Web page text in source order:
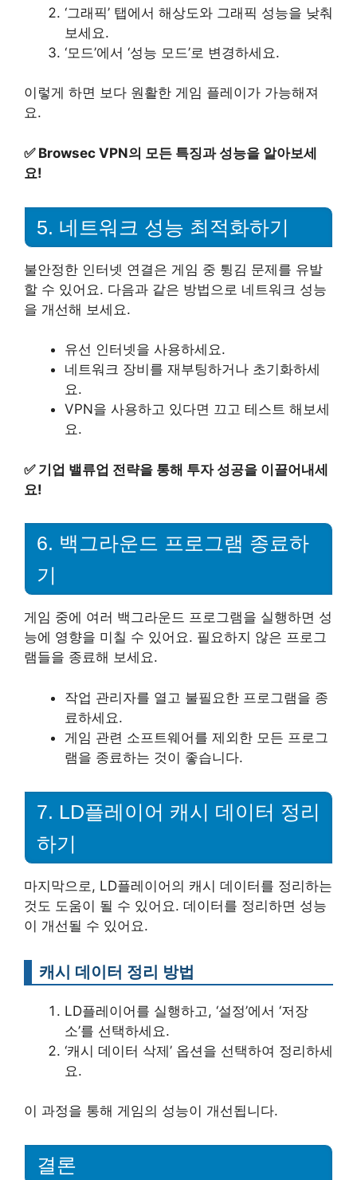
‘그래픽’ 탭에서 해상도와 그래픽 성능을 낮춰
보세요.
‘모드’에서 ‘성능 모드’로 변경하세요.
이렇게 하면 보다 원활한 게임 플레이가 가능해져
요.
✅ Browsec VPN의 모든 특징과 성능을 알아보세
요!
5. 네트워크 성능 최적화하기
불안정한 인터넷 연결은 게임 중 튕김 문제를 유발
할 수 있어요. 다음과 같은 방법으로 네트워크 성능
을 개선해 보세요.
유선 인터넷을 사용하세요.
네트워크 장비를 재부팅하거나 초기화하세
요.
VPN을 사용하고 있다면 끄고 테스트 해보세
요.
✅ 기업 밸류업 전략을 통해 투자 성공을 이끌어내세
요!
6. 백그라운드 프로그램 종료하
기
게임 중에 여러 백그라운드 프로그램을 실행하면 성
능에 영향을 미칠 수 있어요. 필요하지 않은 프로그
램들을 종료해 보세요.
작업 관리자를 열고 불필요한 프로그램을 종
료하세요.
게임 관련 소프트웨어를 제외한 모든 프로그
램을 종료하는 것이 좋습니다.
7. LD플레이어 캐시 데이터 정리
하기
마지막으로, LD플레이어의 캐시 데이터를 정리하는
것도 도움이 될 수 있어요. 데이터를 정리하면 성능
이 개선될 수 있어요.
캐시 데이터 정리 방법
LD플레이어를 실행하고, ‘설정’에서 ‘저장
소’를 선택하세요.
‘캐시 데이터 삭제’ 옵션을 선택하여 정리하세
요.
이 과정을 통해 게임의 성능이 개선됩니다.
결론